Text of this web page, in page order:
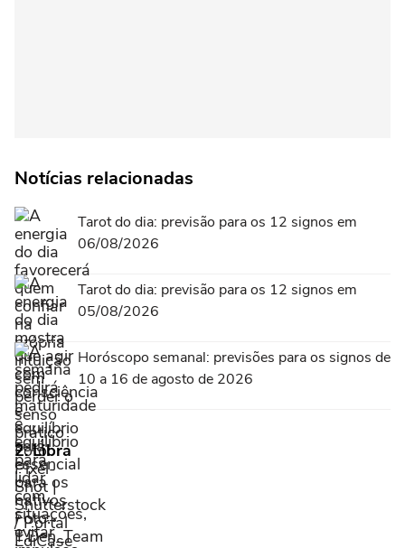
Notícias relacionadas
Tarot do dia: previsão para os 12 signos em
06/08/2026
Tarot do dia: previsão para os 12 signos em
05/08/2026
Horóscopo semanal: previsões para os signos de
10 a 16 de agosto de 2026
2.Libra